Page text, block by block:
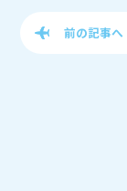
前の記事へ